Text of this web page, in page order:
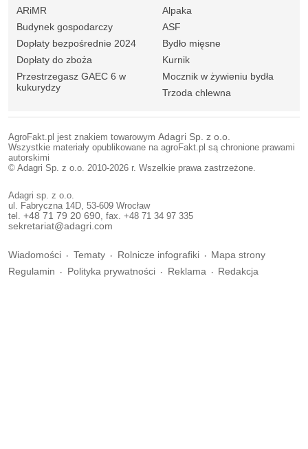
ARiMR
Budynek gospodarczy
Dopłaty bezpośrednie 2024
Dopłaty do zboża
Przestrzegasz GAEC 6 w
kukurydzy
Alpaka
ASF
Bydło mięsne
Kurnik
Mocznik w żywieniu bydła
Trzoda chlewna
AgroFakt.pl jest znakiem towarowym Adagri Sp. z o.o.
Wszystkie materiały opublikowane na agroFakt.pl są chronione prawami
autorskimi
© Adagri Sp. z o.o. 2010-2026 r. Wszelkie prawa zastrzeżone.
Adagri sp. z o.o.
ul. Fabryczna 14D, 53-609 Wrocław
tel. +48 71 79 20 690, fax. +48 71 34 97 335
sekretariat@adagri.com
Wiadomości Tematy Rolnicze infografiki
Mapa strony
Regulamin
Polityka prywatności Reklama Redakcja